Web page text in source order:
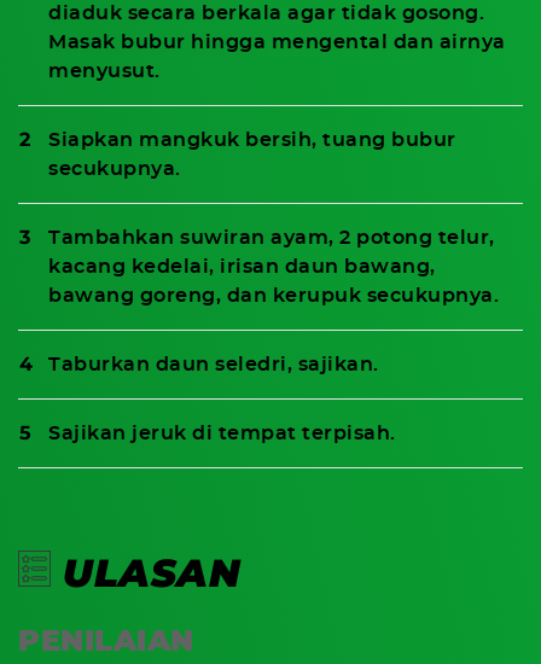
Bawang merah goreng secukupnya
Daun seledri secukupnya
Jeruk ukuran sedang
diaduk secara berkala agar tidak gosong.
Masak bubur hingga mengental dan airnya
menyusut.
Siapkan mangkuk bersih, tuang bubur
secukupnya.
Tambahkan suwiran ayam, 2 potong telur,
kacang kedelai, irisan daun bawang,
bawang goreng, dan kerupuk secukupnya.
Taburkan daun seledri, sajikan.
Sajikan jeruk di tempat terpisah.
ULASAN
PENILAIAN